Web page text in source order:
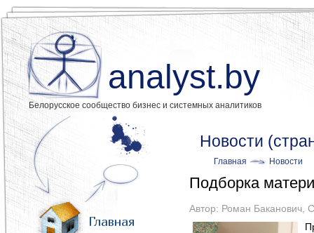
analyst.by
Белорусское сообщество бизнес и системных аналитиков
Главная
Новости
Главная Новости
Подборка
Автор: Роман Баканович